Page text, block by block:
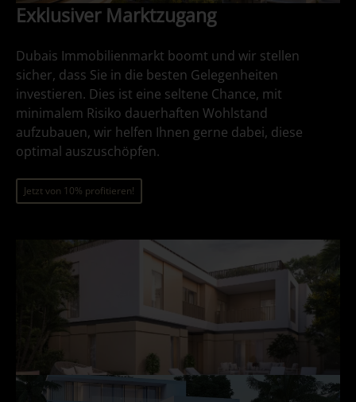
Exklusiver Marktzugang
Dubais Immobilienmarkt boomt und wir stellen
sicher, dass Sie in die besten Gelegenheiten
investieren. Dies ist eine seltene Chance, mit
minimalem Risiko dauerhaften Wohlstand
aufzubauen, wir helfen Ihnen gerne dabei, diese
optimal auszuschöpfen.
Jetzt von 10% profitieren!